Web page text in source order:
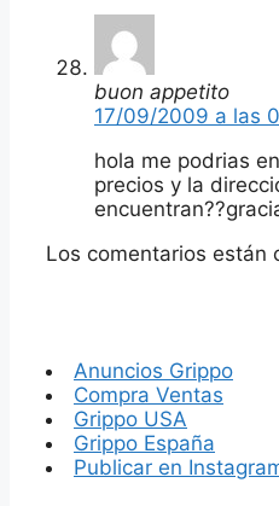
buon appetito
17/09/2009 a las
hola me podrias
precios y la
Los comentarios están
Anuncios Grippo
Compra Ventas
Grippo USA
Grippo España
Publicar en